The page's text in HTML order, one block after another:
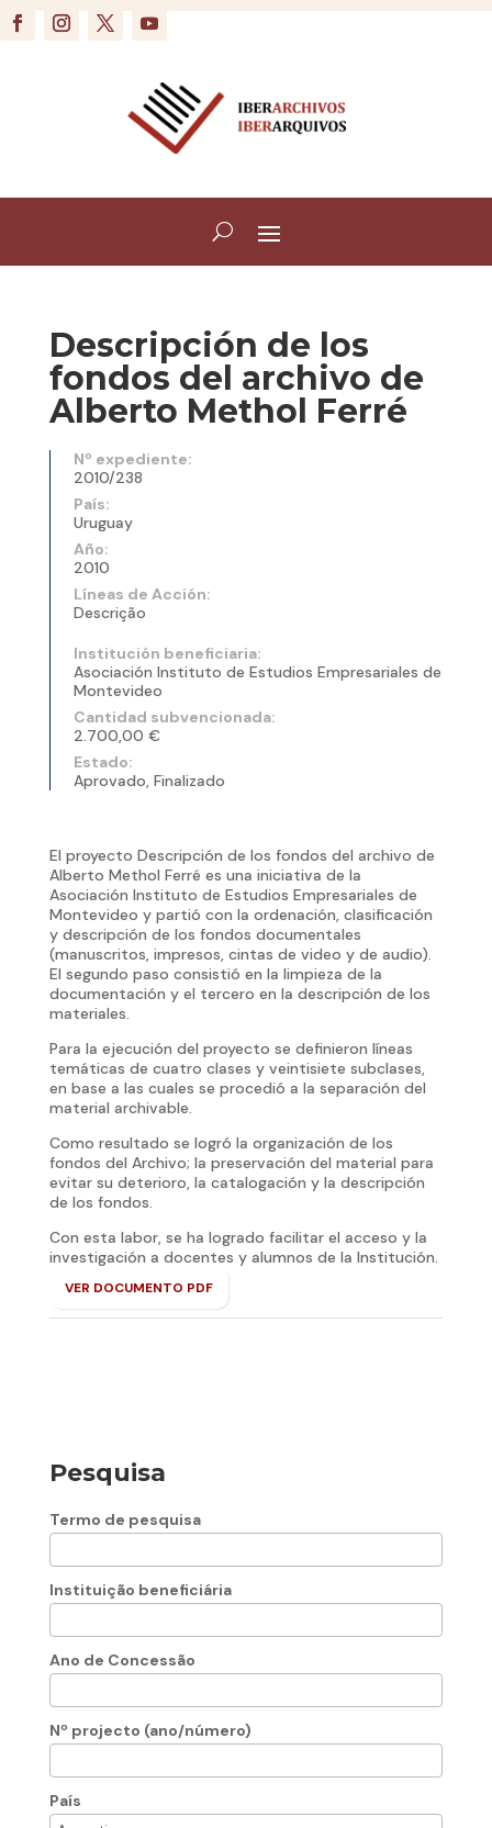
Descripción de los
fondos del archivo de
Alberto Methol Ferré
Nº expediente:
2010/238
País:
Uruguay
Año:
2010
Líneas de Acción:
Descrição
Institución beneficiaria:
Asociación Instituto de Estudios Empresariales de
Montevideo
Cantidad subvencionada:
2.700,00 €
Estado:
Aprovado, Finalizado
El proyecto Descripción de los fondos del archivo de
Alberto Methol Ferré es una iniciativa de la
Asociación Instituto de Estudios Empresariales de
Montevideo y partió con la ordenación, clasificación
y descripción de los fondos documentales
(manuscritos, impresos, cintas de video y de audio).
El segundo paso consistió en la limpieza de la
documentación y el tercero en la descripción de los
materiales.
Para la ejecución del proyecto se definieron líneas
temáticas de cuatro clases y veintisiete subclases,
en base a las cuales se procedió a la separación del
material archivable.
Como resultado se logró la organización de los
fondos del Archivo; la preservación del material para
evitar su deterioro, la catalogación y la descripción
de los fondos.
Con esta labor, se ha logrado facilitar el acceso y la
investigación a docentes y alumnos de la Institución.
VER DOCUMENTO PDF
Pesquisa
Termo de pesquisa
Instituição beneficiária
Ano de Concessão
Nº projecto (ano/número)
País